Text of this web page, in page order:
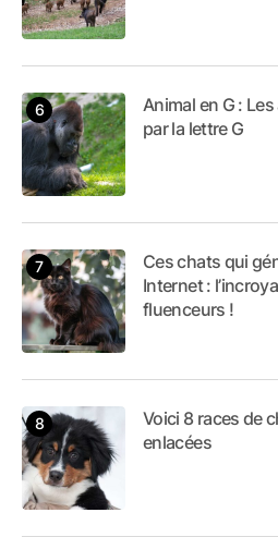
Animal en G :
par la lettre G
Ces chats qui
Internet :
fluenceurs !
Voici 8 races de
enlacées